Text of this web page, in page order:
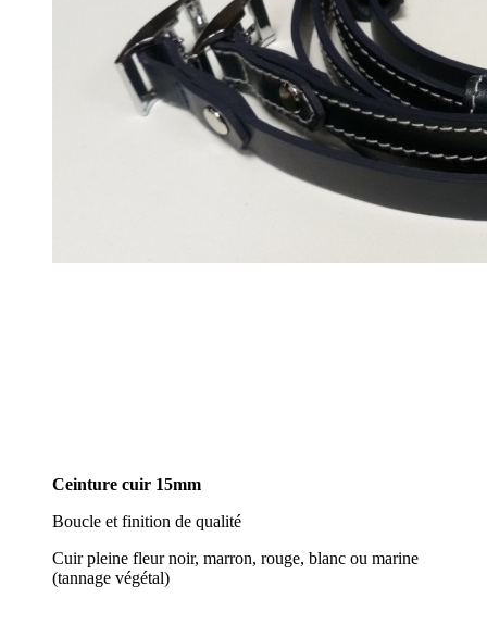
Ceinture cuir 15mm
Boucle et finition de qualité
Cuir pleine fleur noir, marron, rouge, blanc ou marine
(tannage végétal)